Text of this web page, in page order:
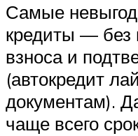
Самые
кредиты — без
взноса и
(автокредит
документам).
чаще всего